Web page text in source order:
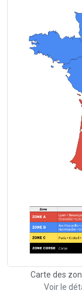
Carte des
Voir le